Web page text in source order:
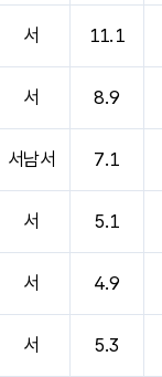
서 11.1
서 8.9
서남서 7.1
서 5.1
서 4.9
서 5.3